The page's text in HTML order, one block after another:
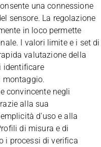
una connessione
sensore. La regolazione
in loco permette
I valori limite e i set di
valutazione della
identificare
montaggio.
convincente negli
alla sua
d'uso e alla
di misura e di
i processi di verifica